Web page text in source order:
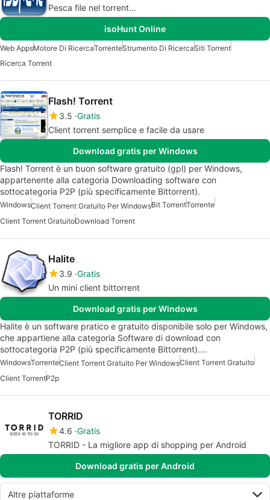
Pesca file nel torrent...
isoHunt Online
Web AppsMotore Di RicercaTorrenteStrumento Di RicercaSiti Torrent
Ricerca Torrent
Flash! Torrent
3.5 Gratis
Client torrent semplice e facile da usare
Download gratis per Windows
Flash! Torrent è un buon software gratuito (gpl) per Windows,
appartenente alla categoria Downloading software con
sottocategoria P2P (più specificamente Bittorrent).
WindowsClient Torrent Gratuito Per WindowsBit TorrentTorrente
Client Torrent GratuitoDownload Torrent
Halite
3.9 Gratis
Un mini client bittorrent
Download gratis per Windows
Halite è un software pratico e gratuito disponibile solo per Windows,
che appartiene alla categoria Software di download con
sottocategoria P2P (più specificamente Bittorrent).…
WindowsTorrenteClient Torrent Gratuito Per WindowsClient Torrent Gratuito
Client TorrentP2p
TORRID
4.6 Gratis
TORRID - La migliore app di shopping per Android
Download gratis per Android
Altre piattaforme